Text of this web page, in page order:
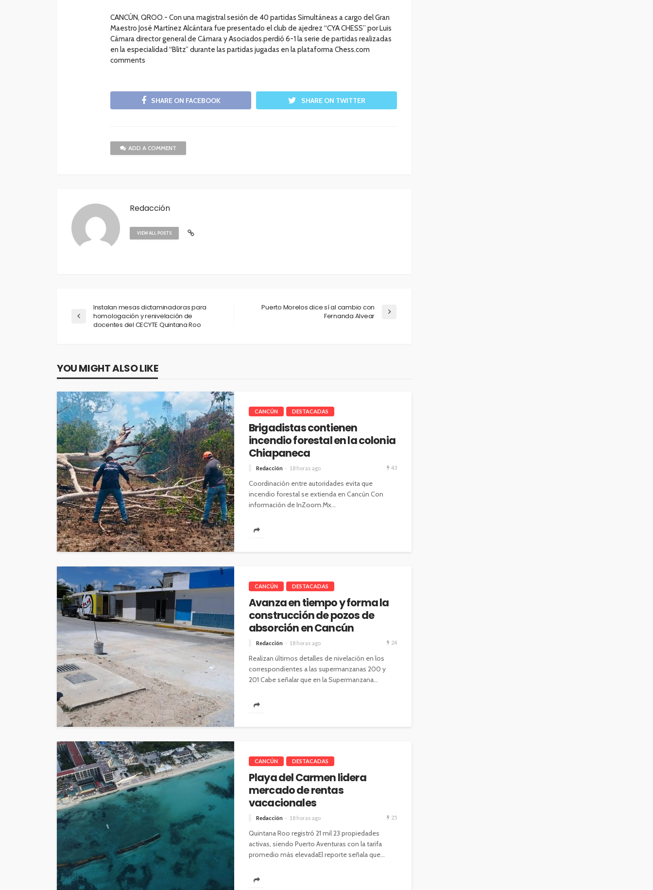
CANCÚN, QROO.- Con una magistral sesión de 40 partidas Simultáneas a cargo del Gran
Maestro José Martínez Alcántara fue presentado el club de ajedrez “CYA CHESS” por Luis
Cámara director general de Cámara y Asociados.perdió 6-1 la serie de partidas realizadas
en la especialidad “Blitz” durante las partidas jugadas en la plataforma Chess.com
comments
SHARE ON FACEBOOK SHARE ON TWITTER
ADD A COMMENT
Redacción
VIEW ALL POSTS
Instalan mesas dictaminadoras para
homologación y renivelación de
docentes del CECYTE Quintana Roo
Puerto Morelos dice sí al cambio con
Fernanda Alvear
YOU MIGHT ALSO LIKE
CANCÚN DESTACADAS
Brigadistas contienen
incendio forestal en la colonia
Chiapaneca
Redacción 18 horas ago 43
Coordinación entre autoridades evita que
incendio forestal se extienda en Cancún Con
información de InZoom.Mx...
CANCÚN DESTACADAS
Avanza en tiempo y forma la
construcción de pozos de
absorción en Cancún
Redacción 18 horas ago 24
Realizan últimos detalles de nivelación en los
correspondientes a las supermanzanas 200 y
201 Cabe señalar que en la Supermanzana...
CANCÚN DESTACADAS
Playa del Carmen lidera
mercado de rentas
vacacionales
Redacción 18 horas ago 25
Quintana Roo registró 21 mil 23 propiedades
activas, siendo Puerto Aventuras con la tarifa
promedio más elevadaEl reporte señala que...